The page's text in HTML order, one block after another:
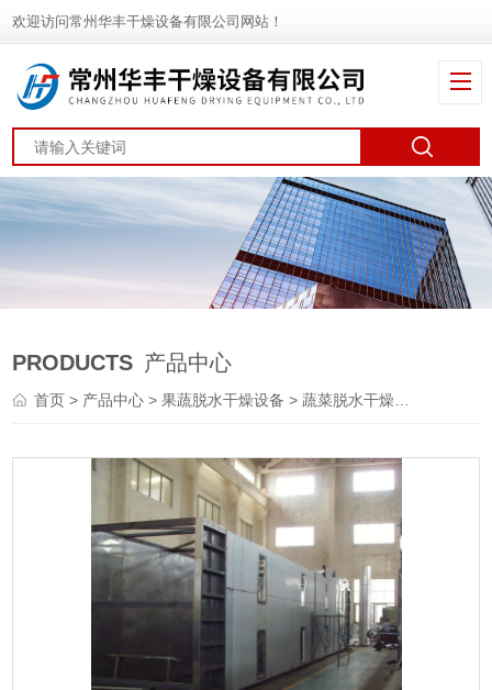
欢迎访问常州华丰干燥设备有限公司网站！
PRODUCTS 产品中心
首页> 产品中心 >果蔬脱水干燥设备 >蔬菜脱水干燥机